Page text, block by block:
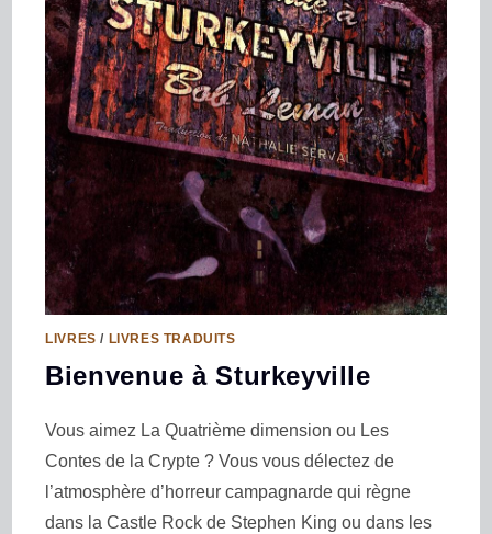
LIVRES / LIVRES TRADUITS
Bienvenue à Sturkeyville
Vous aimez La Quatrième dimension ou Les
Contes de la Crypte ? Vous vous délectez de
l’atmosphère d’horreur campagnarde qui règne
dans la Castle Rock de Stephen King ou dans les